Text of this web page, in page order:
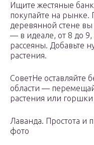
Ищите жестяные
покупайте на рынке.
деревянной стене
— в идеале, от 8 до
рассеяны. Добавьте
растения.
СоветНе оставляйте
области —
растения или
Лаванда. Простота и
фото